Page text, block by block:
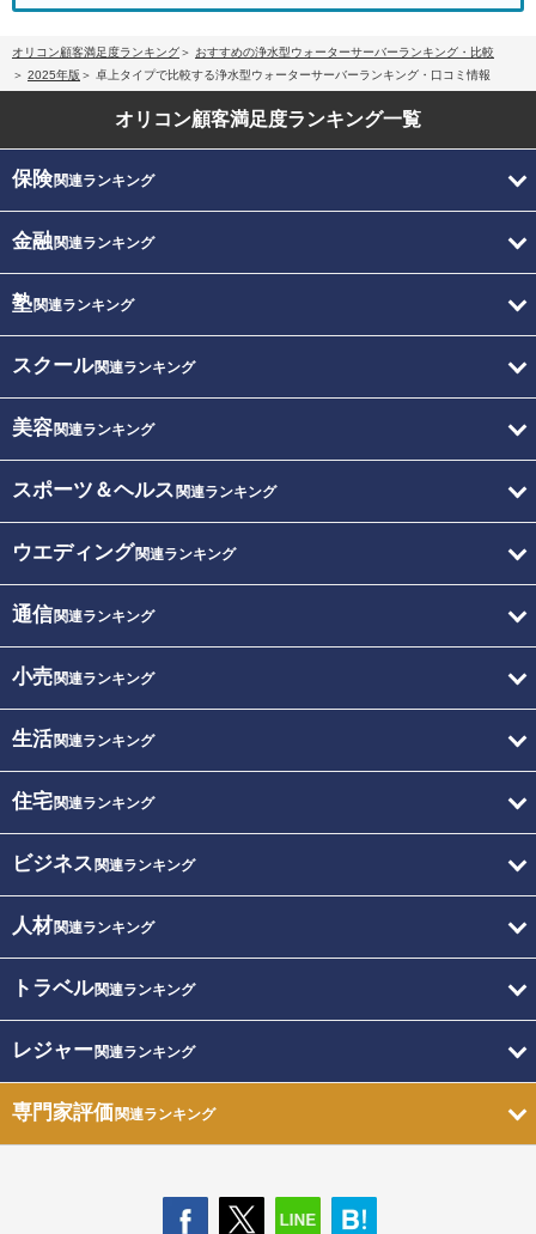
オリコン顧客満足度ランキング
おすすめの浄水型ウォーターサーバーランキング・比較
2025年版
卓上タイプで比較する浄水型ウォーターサーバーランキング・口コミ情報
オリコン顧客満足度ランキング一覧
保険関連ランキング
金融関連ランキング
塾関連ランキング
スクール関連ランキング
美容関連ランキング
スポーツ＆ヘルス 関連ランキング
ウエディング関連ランキング
通信関連ランキング
小売関連ランキング
生活関連ランキング
住宅関連ランキング
ビジネス 関連ランキング
人材関連ランキング
トラベル関連ランキング
レジャー関連ランキング
専門家評価関連ランキング